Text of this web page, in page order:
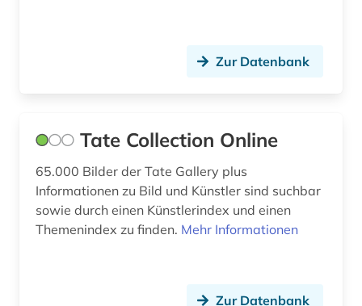
buchmalerei (2)
buchrolle (1)
buchwissenschaft (1)
Zur Datenbank
Tate Collection Online
65.000 Bilder der Tate Gallery plus
Informationen zu Bild und Künstler sind suchbar
sowie durch einen Künstlerindex und einen
Themenindex zu finden. Mehr Informationen
Zur Datenbank